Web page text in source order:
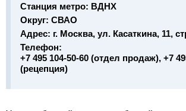
Станция метро: ВДНХ
Округ: СВАО
Адрес: г. Москва, ул. Касаткина, 11,
Телефон:
+7 495 104-50-60 (отдел продаж), +7
(рецепция)